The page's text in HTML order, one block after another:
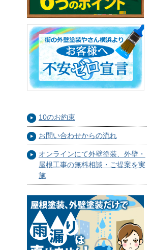
10のお約束
お問い合わせからの流れ
オンラインにて外壁塗装、外壁・
屋根工事の無料相談・ご提案を実
施